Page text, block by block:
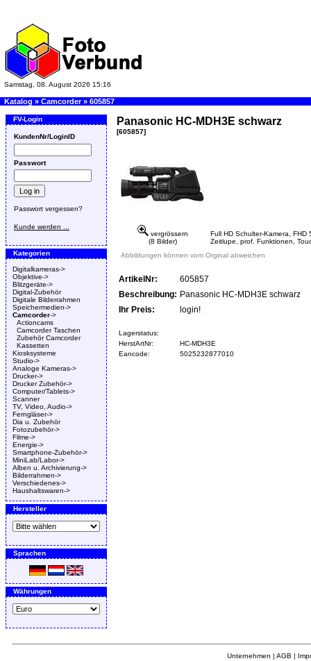
Samstag, 08. August 2026 15:16
Katalog » Camcorder» 605857
FV-Login
KundenNr/LoginID
Passwort
Passwort vergessen?
Kunde werden ...
Kategorien
Digitalkameras->
Objektive->
Blitzgeräte->
Digital-Zubehör
Digitale Bilderrahmen
Speichermedien->
Camcorder->
Actioncams
Camcorder Taschen
Zubehör Camcorder
Kassetten
Kiosksysteme
Studio->
Analoge Kameras->
Drucker->
Drucker Zubehör->
Computer/Tablets->
Scanner
TV, Video, Audio->
Ferngläser->
Dia u. Zubehör
Fotozubehör->
Filme->
Energie->
Smartphone-Zubehör->
MiniLab/Labor->
Alben u. Archivierung->
Bilderrahmen->
Verschiedenes->
Haushaltswaren->
Hersteller
Sprachen
Währungen
Panasonic HC-MDH3E schwarz
[605857]
vergrössern
(8 Bilder)
Full HD Schulter-Kamera,
Zeitlupe, prof. Funktionen,
Abbildungen können vom Orginal abweichen
ArtikelNr:
605857
Beschreibung: Panasonic HC-MDH3E schwarz
Ihr Preis:
login!
Lagerstatus:
HerstArtNr:
HC-MDH3E
Eancode:
5025232877010
Unternehmen | AGB |